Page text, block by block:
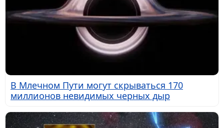
В Млечном Пути могут скрываться 170
миллионов невидимых черных дыр